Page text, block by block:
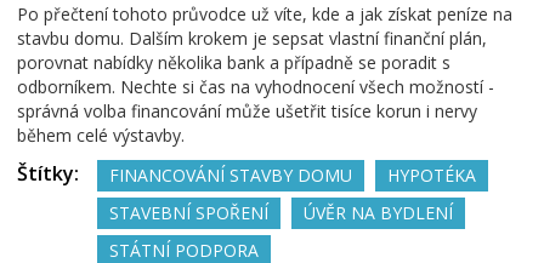
Po přečtení tohoto průvodce už víte, kde a jak získat peníze na
stavbu domu. Dalším krokem je sepsat vlastní finanční plán,
porovnat nabídky několika bank a případně se poradit s
odborníkem. Nechte si čas na vyhodnocení všech možností -
správná volba financování může ušetřit tisíce korun i nervy
během celé výstavby.
Štítky: FINANCOVÁNÍ STAVBY DOMU
HYPOTÉKA
STAVEBNÍ SPOŘENÍ
ÚVĚR NA BYDLENÍ
STÁTNÍ PODPORA